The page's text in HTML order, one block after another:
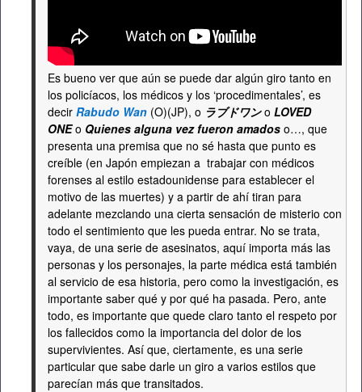
Es bueno ver que aún se puede dar algún giro tanto en
los policíacos, los médicos y los ‘procedimentales’, es
decir Rabudo Wan (O)(JP), o ラブドワンo LOVED
ONEo Quienes alguna vez fueron amados o…, que
presenta una premisa que no sé hasta que punto es
creíble (en Japón empiezan a trabajar con médicos
forenses al estilo estadounidense para establecer el
motivo de las muertes) y a partir de ahí tiran para
adelante mezclando una cierta sensación de misterio con
todo el sentimiento que les pueda entrar. No se trata,
vaya, de una serie de asesinatos, aquí importa más las
personas y los personajes, la parte médica está también
al servicio de esa historia, pero como la investigación, es
importante saber qué y por qué ha pasada. Pero, ante
todo, es importante que quede claro tanto el respeto por
los fallecidos como la importancia del dolor de los
supervivientes. Así que, ciertamente, es una serie
particular que sabe darle un giro a varios estilos que
parecían más que transitados.